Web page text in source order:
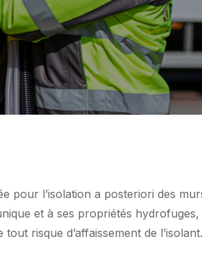
pour l’isolation a posteriori des
et à ses propriétés
risque d’affaissement de l’isolant.